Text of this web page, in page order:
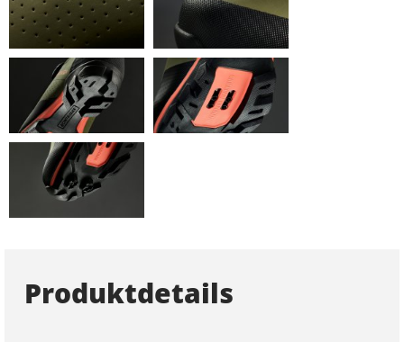
Produktdetails